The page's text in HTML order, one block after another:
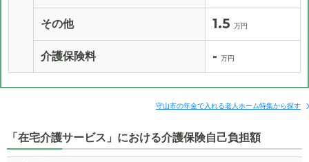
その他 1.5 万円
介護保険料 - 万円
守山市の年金で入れる老人ホーム特集から探す
「在宅介護サービス」における介護保険自己負担額